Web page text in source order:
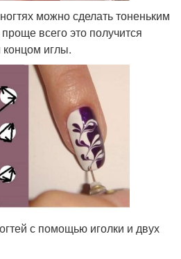
можно сделать тоненьким
всего это получится
иглы.
с помощью иголки и двух